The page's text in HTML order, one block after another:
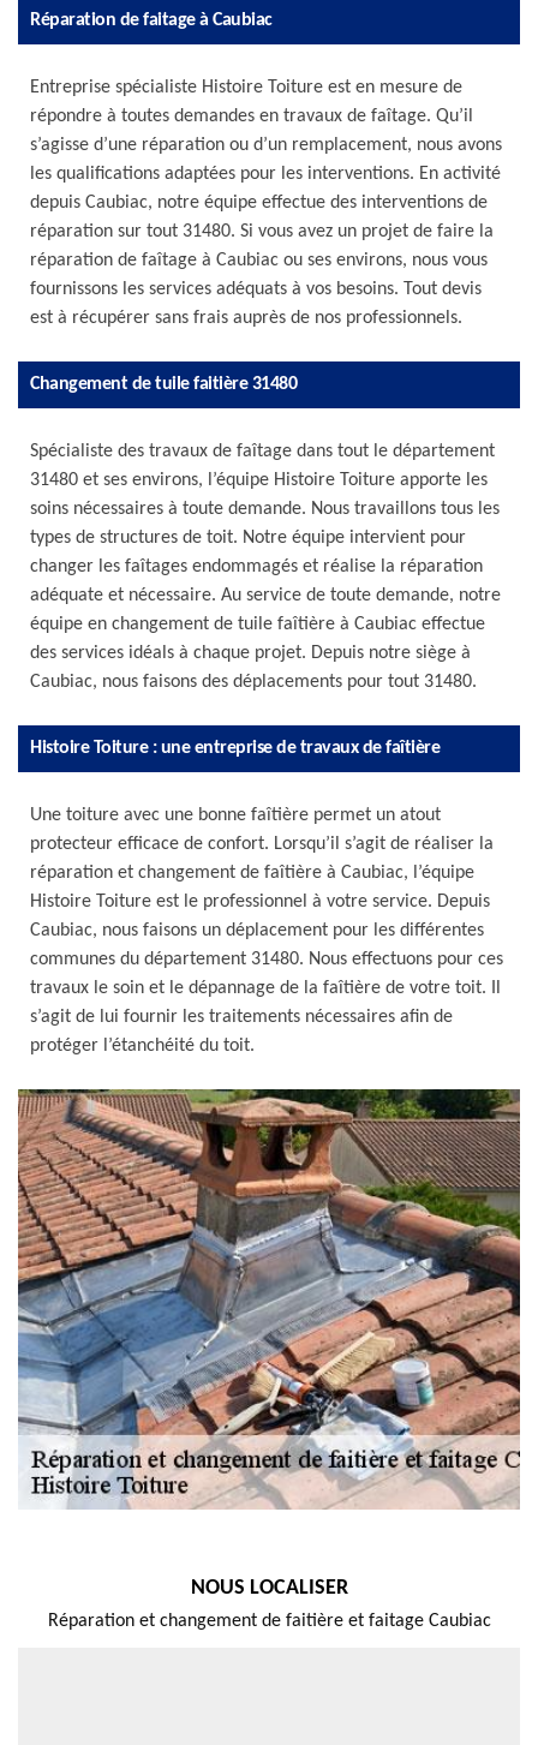
Réparation de faitage à Caubiac
Entreprise spécialiste Histoire Toiture est en mesure de
répondre à toutes demandes en travaux de faîtage. Qu’il
s’agisse d’une réparation ou d’un remplacement, nous avons
les qualifications adaptées pour les interventions. En activité
depuis Caubiac, notre équipe effectue des interventions de
réparation sur tout 31480. Si vous avez un projet de faire la
réparation de faîtage à Caubiac ou ses environs, nous vous
fournissons les services adéquats à vos besoins. Tout devis
est à récupérer sans frais auprès de nos professionnels.
Changement de tuile faitière 31480
Spécialiste des travaux de faîtage dans tout le département
31480 et ses environs, l’équipe Histoire Toiture apporte les
soins nécessaires à toute demande. Nous travaillons tous les
types de structures de toit. Notre équipe intervient pour
changer les faîtages endommagés et réalise la réparation
adéquate et nécessaire. Au service de toute demande, notre
équipe en changement de tuile faîtière à Caubiac effectue
des services idéals à chaque projet. Depuis notre siège à
Caubiac, nous faisons des déplacements pour tout 31480.
Histoire Toiture : une entreprise de travaux de faîtière
Une toiture avec une bonne faîtière permet un atout
protecteur efficace de confort. Lorsqu’il s’agit de réaliser la
réparation et changement de faîtière à Caubiac, l’équipe
Histoire Toiture est le professionnel à votre service. Depuis
Caubiac, nous faisons un déplacement pour les différentes
communes du département 31480. Nous effectuons pour ces
travaux le soin et le dépannage de la faîtière de votre toit. Il
s’agit de lui fournir les traitements nécessaires afin de
protéger l’étanchéité du toit.
NOUS LOCALISER
Réparation et changement de faitière et faitage Caubiac